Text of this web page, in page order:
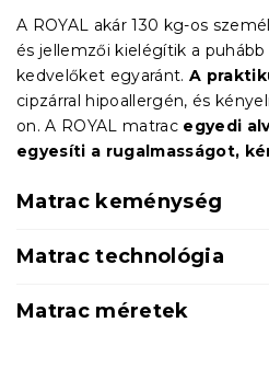
A ROYAL akár 130 kg-os
és jellemzői kielégítik a
kedvelőket egyaránt. A
cipzárral hipoallergén, és
on. A ROYAL matrac egyedi
egyesíti a rugalmasságot,
Matrac keménység
Matrac technológia
Matrac méretek